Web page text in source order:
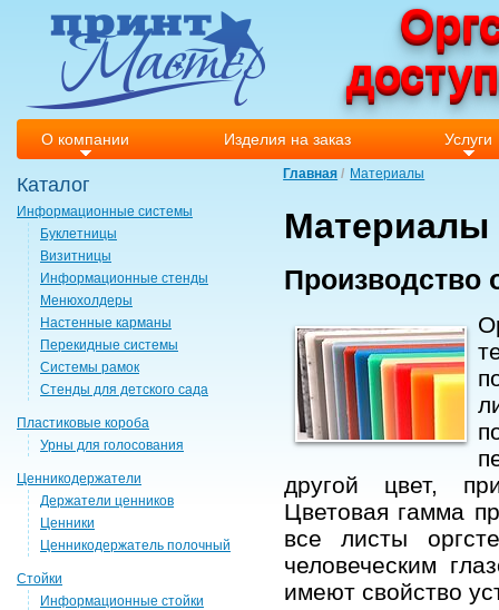
О компании Изделия на заказ Услуги
Каталог
Информационные системы
Буклетницы
Визитницы
Информационные стенды
Менюхолдеры
Настенные карманы
Перекидные системы
Системы рамок
Стенды для детского сада
Пластиковые короба
Урны для голосования
Ценникодержатели
Держатели ценников
Ценники
Ценникодержатель полочный
Стойки
Информационные стойки
Главная Материалы
Материалы
Производство
другой цвет,
Цветовая гамма
вселисты
человеческим
имеют свойство